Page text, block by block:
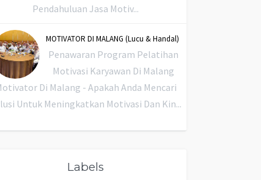
Pendahuluan Jasa Motiv...
MOTIVATOR DI MALANG (Lucu & Handal)
Penawaran Program Pelatihan
Motivasi Karyawan Di Malang
Di Malang - Apakah Anda Mencari
Untuk Meningkatkan Motivasi Dan Kin...
Labels